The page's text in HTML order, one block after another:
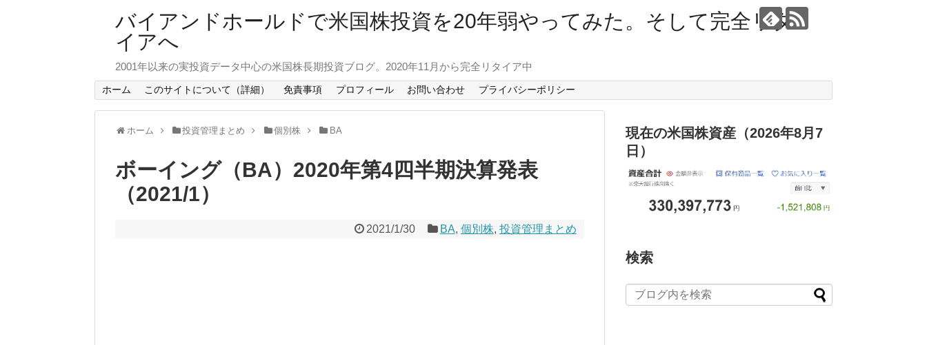
バイアンドホールドで米国株投資を20年弱やってみた。そして完全リタ
イアへ
2001年以来の実投資データ中心の米国株長期投資ブログ。2020年11月から完全リタイア中
ホーム このサイトについて（詳細） 免責事項 プロフィール お問い合わせ プライバシーポリシー
ホーム 投資管理まとめ 個別株 BA
ボーイング（BA）2020年第4四半期決算発表
（2021/1）
2021/1/30 BA, 個別株, 投資管理まとめ
現在の米国株資産（2026年8月7
日）
検索